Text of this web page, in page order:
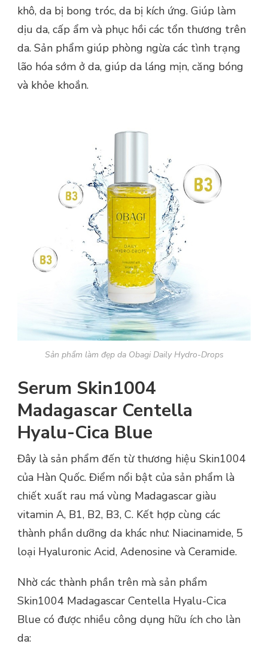
khô, da bị bong tróc, da bị kích ứng. Giúp làm
dịu da, cấp ẩm và phục hồi các tổn thương trên
da. Sản phẩm giúp phòng ngừa các tình trạng
lão hóa sớm ở da, giúp da láng mịn, căng bóng
và khỏe khoắn.
Sản phẩm làm đẹp da Obagi Daily Hydro-Drops
Serum Skin1004
Madagascar Centella
Hyalu-Cica Blue
Đây là sản phẩm đến từ thương hiệu Skin1004
của Hàn Quốc. Điểm nổi bật của sản phẩm là
chiết xuất rau má vùng Madagascar giàu
vitamin A, B1, B2, B3, C. Kết hợp cùng các
thành phần dưỡng da khác như: Niacinamide, 5
loại Hyaluronic Acid, Adenosine và Ceramide.
Nhờ các thành phần trên mà sản phẩm
Skin1004 Madagascar Centella Hyalu-Cica
Blue có được nhiều công dụng hữu ích cho làn
da: